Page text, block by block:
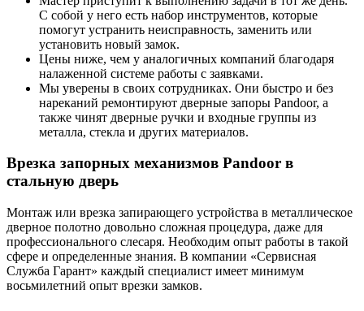
С собой у него есть набор инструментов, которые
помогут устранить неисправность, заменить или
установить новый замок.
Цены ниже, чем у аналогичных компаний благодаря
налаженной системе работы с заявками.
Мы уверены в своих сотрудниках. Они быстро и без
нареканий ремонтируют дверные запоры Pandoor, а
также чинят дверные ручки и входные группы из
металла, стекла и других материалов.
Врезка запорных механизмов Pandoor в
стальную дверь
Монтаж или врезка запирающего устройства в металлическое
дверное полотно довольно сложная процедура, даже для
профессионального слесаря. Необходим опыт работы в такой
сфере и определенные знания. В компании «Сервисная
Служба Гарант» каждый специалист имеет минимум
восьмилетний опыт врезки замков.